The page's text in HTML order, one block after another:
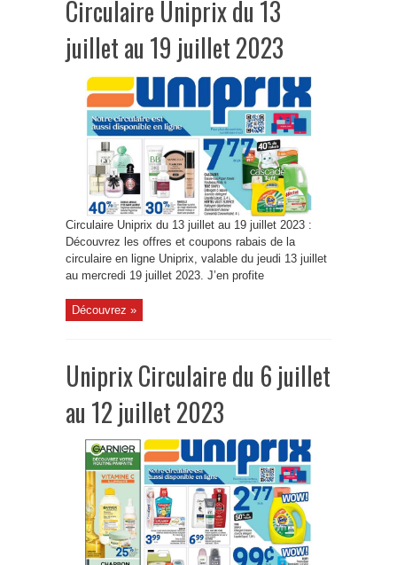
Circulaire Uniprix du 13
juillet au 19 juillet 2023
Circulaire Uniprix du 13 juillet au 19 juillet 2023 :
Découvrez les offres et coupons rabais de la
circulaire en ligne Uniprix, valable du jeudi 13 juillet
au mercredi 19 juillet 2023. J’en profite
Découvrez »
Uniprix Circulaire du 6 juillet
au 12 juillet 2023